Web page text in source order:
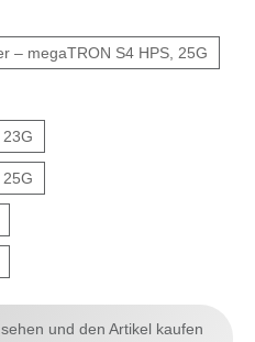
– megaTRON S4 HPS, 25G
und den Artikel kaufen